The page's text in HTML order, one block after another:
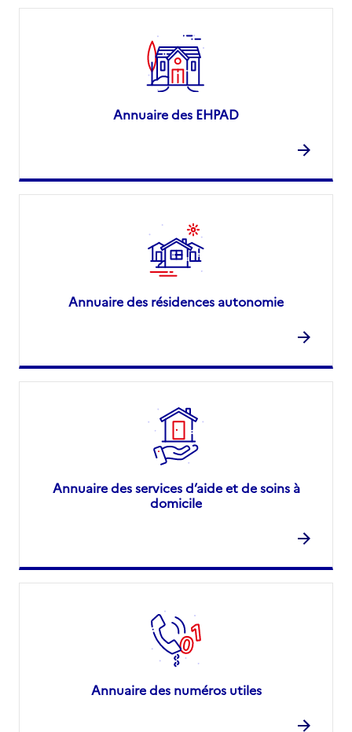
Annuaire des EHPAD
Annuaire des résidences autonomie
Annuaire des services d’aide et de soins à
domicile
Annuaire des numéros utiles